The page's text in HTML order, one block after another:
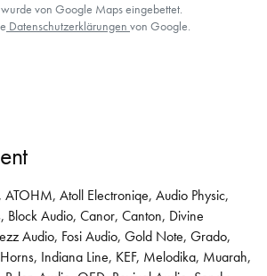
von Google Maps eingebettet.
Datenschutzerklärungen von Google.
, ATOHM, Atoll Electroniqe, Audio Physic,
, Block Audio, Canor, Canton, Divine
Audio, Fosi Audio, Gold Note, Grado,
Horns, Indiana Line, KEF, Melodika, Muarah,